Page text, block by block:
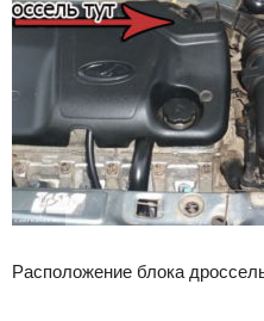
Расположение блока